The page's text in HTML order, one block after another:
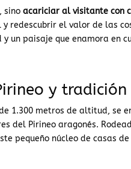
sinoacariciar al visitante con
redescubrir el valor de las
un paisaje que enamora en
y
1.300 metros de altitud, se
del Pirineo aragonés.
pequeño núcleo de casas